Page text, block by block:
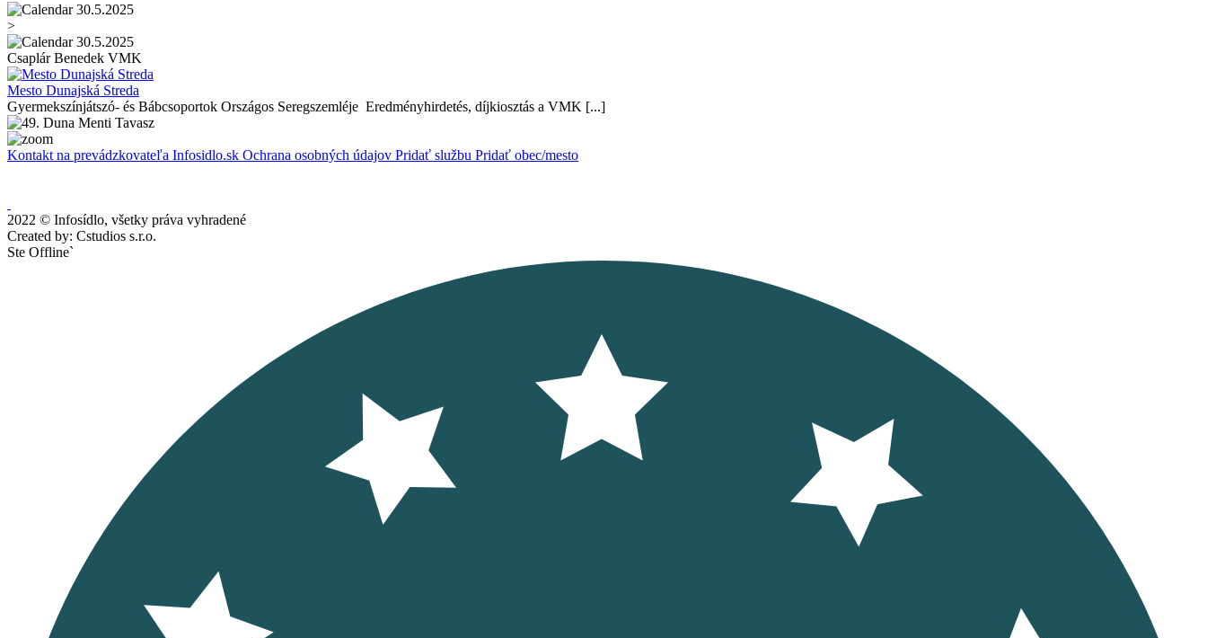
30.5.2025
>
30.5.2025
Csaplár Benedek VMK
Mesto Dunajská Streda
Gyermekszínjátszó- és Bábcsoportok Országos Seregszemléje Eredményhirdetés, díjkiosztás a VMK [...]
Kontakt na prevádzkovateľa Infosidlo.sk Ochrana osobných údajov Pridať službu Pridať obec/mesto
2022 © Infosídlo, všetky práva vyhradené
Created by: Cstudios s.r.o.
Ste Offline`